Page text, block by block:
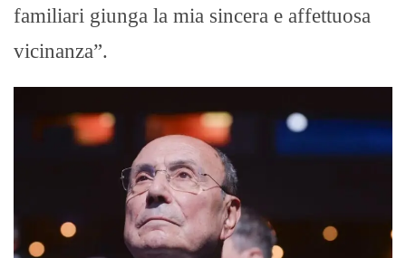
familiari giunga la mia sincera e affettuosa
vicinanza”.